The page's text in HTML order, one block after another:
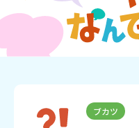
ブカツ